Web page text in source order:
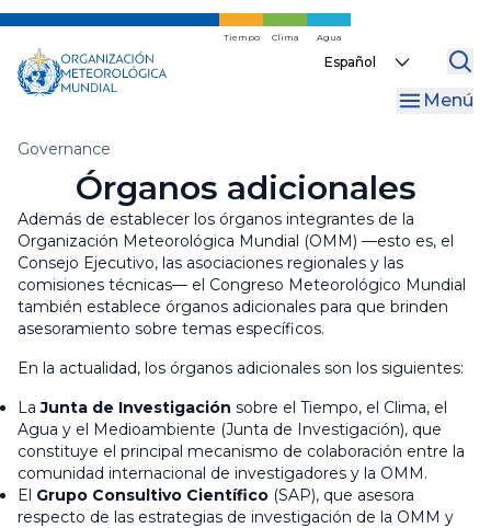
Ir
contenido
principal
Tiempo Clima Agua
Select
Menú
Migas
pan
Governance
Órganos adicionales
Además de establecer los órganos integrantes de la
Organización Meteorológica Mundial (OMM) —esto es, el
Consejo Ejecutivo, las asociaciones regionales y las
comisiones técnicas— el Congreso Meteorológico Mundial
también establece órganos adicionales para que brinden
asesoramiento sobre temas específicos.
En la actualidad, los órganos adicionales son los siguientes:
LaJunta de Investigación sobre el Tiempo, el Clima, el
Agua y el Medioambiente (Junta de Investigación), que
constituye el principal mecanismo de colaboración entre la
comunidad internacional de investigadores y la OMM.
El Grupo Consultivo Científico (SAP), que asesora
respecto de las estrategias de investigación de la OMM y